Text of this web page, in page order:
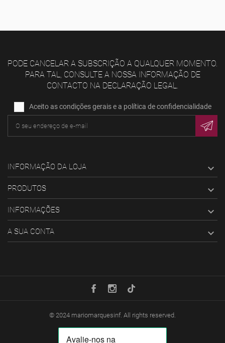
PODE CANCELAR A SUBSCRIÇÃO A QUALQUER MOMENTO.
PARA TAL, CONSULTE A NOSSA INFORMAÇÃO DE
CONTACTO NA DECLARAÇÃO LEGAL.
Aceito as condições gerais e a política de confidencialidade
INFORMAÇÃO DA LOJA 
PRODUTOS 
INFORMAÇÕES 
A SUA CONTA 
© 2024 mariomarquesinf. All rights reserved.